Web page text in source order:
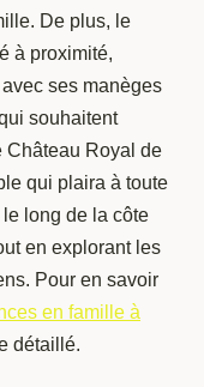
De plus, le
à proximité,
ses manèges
souhaitent
Château Royal de
qui plaira à toute
long de la côte
en explorant les
Pour en savoir
en famille à
détaillé.